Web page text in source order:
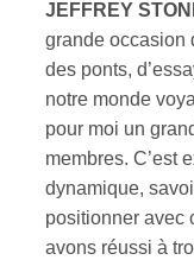
JEFFREY
grande occasion
des ponts,
notre monde
pour moi un
membres. C’est
dynamique,
positionner avec
avons réussi à